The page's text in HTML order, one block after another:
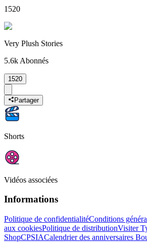
1520
Very Plush Stories
5.6k Abonnés
1520
Partager
Shorts
Vidéos associées
Informations
Politique de confidentialitéConditions
aux cookiesPolitique de distributionVisiter
ShopCPSIACalendrier des anniversaires